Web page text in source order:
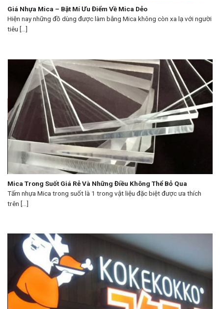
Giá Nhựa Mica – Bật Mí Ưu Điểm Về Mica Dẻo
Hiện nay những đồ dùng được làm bằng Mica không còn xa lạ với người
tiêu [...]
Mica Trong Suốt Giá Rẻ Và Những Điều Không Thể Bỏ Qua
Tấm nhựa Mica trong suốt là 1 trong vật liệu đặc biệt được ưa thích
trên [...]